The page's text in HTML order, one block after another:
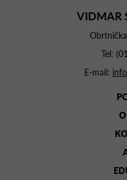
VIDMAR
Tel:
E-mail: